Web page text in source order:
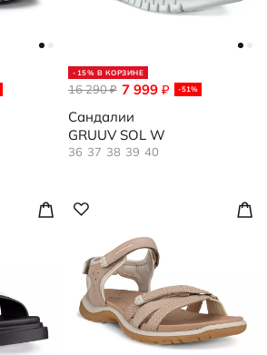
-15% В КОРЗИНЕ
7 999 ₽ -51%
16 290₽
Сандалии
GRUUV SOL W
36 37 38 39 40